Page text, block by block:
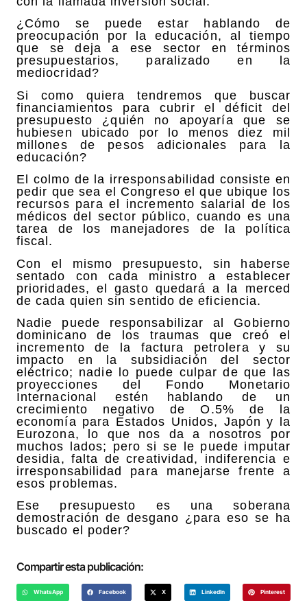
¿Cómo se puede estar hablando de
preocupación por la educación, al tiempo
que se deja a ese sector en términos
presupuestarios, paralizado en la
mediocridad?
Si como quiera tendremos que buscar
financiamientos para cubrir el déficit del
presupuesto ¿quién no apoyaría que se
hubiesen ubicado por lo menos diez mil
millones de pesos adicionales para la
educación?
El colmo de la irresponsabilidad consiste en
pedir que sea el Congreso el que ubique los
recursos para el incremento salarial de los
médicos del sector público, cuando es una
tarea de los manejadores de la política
fiscal.
Con el mismo presupuesto, sin haberse
sentado con cada ministro a establecer
prioridades, el gasto quedará a la merced
de cada quien sin sentido de eficiencia.
Nadie puede responsabilizar al Gobierno
dominicano de los traumas que creó el
incremento de la factura petrolera y su
impacto en la subsidiación del sector
eléctrico; nadie lo puede culpar de que las
proyecciones del Fondo Monetario
Internacional estén hablando de un
crecimiento negativo de O.5% de la
economía para Estados Unidos, Japón y la
Eurozona, lo que nos da a nosotros por
muchos lados; pero si se le puede imputar
desidia, falta de creatividad, indiferencia e
irresponsabilidad para manejarse frente a
esos problemas.
Ese presupuesto es una soberana
demostración de desgano ¿para eso se ha
buscado el poder?
Compartir esta publicación:
WhatsApp Facebook X LinkedIn Pinterest